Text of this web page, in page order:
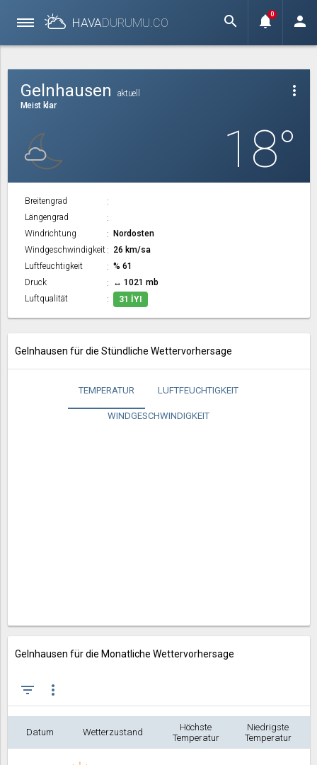
HAVADURUMU.CO search notifications
0 person
more_vert
Gelnhausen
aktuell
Meist klar
18°
Breitengrad
Längengrad
Windrichtung
Nordosten
Windgeschwindigkeit
26 km/sa
Luftfeuchtigkeit
% 61
Druck
↔ 1021 mb
Luftqualität
31 İYI
Gelnhausen für die Stündliche Wettervorhersage
TEMPERATUR LUFTFEUCHTIGKEIT
WINDGESCHWINDIGKEIT
Gelnhausen für die Monatliche Wettervorhersage
filter_list more_vert
Datum Wetterzustand
Höchste
Temperatur
Niedrigste
Temperatur